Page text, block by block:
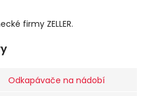
firmy ZELLER.
Odkapávače na nádobí